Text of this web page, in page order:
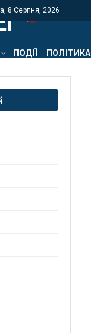
8 Серпня, 2026
ПОДІЇ ПОЛІТИКА